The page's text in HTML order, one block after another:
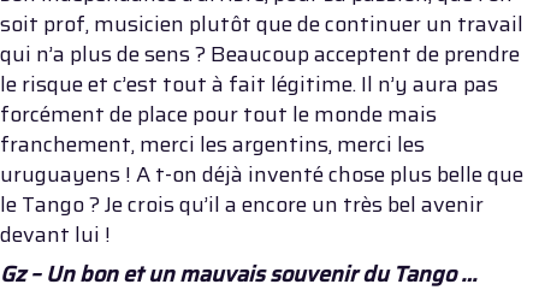
soit prof, musicien plutôt que de continuer un travail
qui n’a plus de sens ? Beaucoup acceptent de prendre
le risque et c’est tout à fait légitime. Il n’y aura pas
forcément de place pour tout le monde mais
franchement, merci les argentins, merci les
uruguayens ! A t-on déjà inventé chose plus belle que
le Tango ? Je crois qu’il a encore un très bel avenir
devant lui !
Gz – Un bon et un mauvais souvenir du Tango …